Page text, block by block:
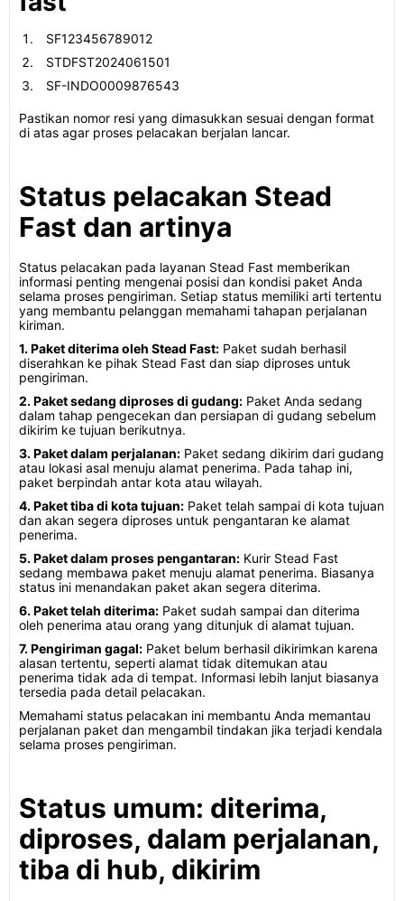
SF123456789012
STDFST2024061501
SF-INDO0009876543
Pastikan nomor resi yang dimasukkan sesuai dengan format
di atas agar proses pelacakan berjalan lancar.
Status pelacakan Stead
Fast dan artinya
Status pelacakan pada layanan Stead Fast memberikan
informasi penting mengenai posisi dan kondisi paket Anda
selama proses pengiriman. Setiap status memiliki arti tertentu
yang membantu pelanggan memahami tahapan perjalanan
kiriman.
1. Paket diterima oleh Stead Fast: Paket sudah berhasil
diserahkan ke pihak Stead Fast dan siap diproses untuk
pengiriman.
2. Paket sedang diproses di gudang: Paket Anda sedang
dalam tahap pengecekan dan persiapan di gudang sebelum
dikirim ke tujuan berikutnya.
3. Paket dalam perjalanan: Paket sedang dikirim dari gudang
atau lokasi asal menuju alamat penerima. Pada tahap ini,
paket berpindah antar kota atau wilayah.
4. Paket tiba di kota tujuan: Paket telah sampai di kota tujuan
dan akan segera diproses untuk pengantaran ke alamat
penerima.
5. Paket dalam proses pengantaran: Kurir Stead Fast
sedang membawa paket menuju alamat penerima. Biasanya
status ini menandakan paket akan segera diterima.
6. Paket telah diterima: Paket sudah sampai dan diterima
oleh penerima atau orang yang ditunjuk di alamat tujuan.
7. Pengiriman gagal: Paket belum berhasil dikirimkan karena
alasan tertentu, seperti alamat tidak ditemukan atau
penerima tidak ada di tempat. Informasi lebih lanjut biasanya
tersedia pada detail pelacakan.
Memahami status pelacakan ini membantu Anda memantau
perjalanan paket dan mengambil tindakan jika terjadi kendala
selama proses pengiriman.
Status umum: diterima,
diproses, dalam perjalanan,
tiba di hub, dikirim